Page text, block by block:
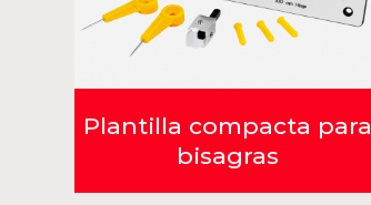
Plantilla compacta para
bisagras